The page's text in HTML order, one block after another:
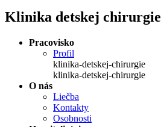
Klinika detskej chirurgie
Pracovisko
Profil
klinika-detskej-chirurgie
klinika-detskej-chirurgie
O nás
Liečba
Kontakty
Osobnosti